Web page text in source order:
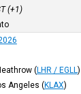
(+1)
(LHR / EGLL )
Angeles (KLAX)